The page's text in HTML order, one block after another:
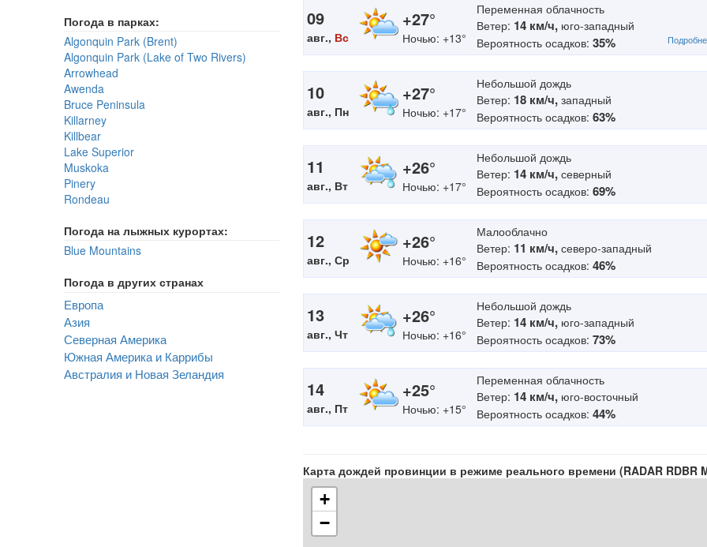
Погода в парках:
Algonquin Park (Brent)
Algonquin Park (Lake of Two Rivers)
Arrowhead
Awenda
Bruce Peninsula
Killarney
Killbear
Lake Superior
Muskoka
Pinery
Rondeau
Погода на лыжных курортах:
Blue Mountains
Погода в других странах
Европа
Азия
Северная Америка
Южная Америка и Каррибы
Австралия и Новая Зеландия
09
авг., Вс
+27°
Ночью: +13°
Переменная облачность
Ветер: 14 км/ч, юго-западный
Вероятность осадков: 35%
10
авг., Пн
+27°
Ночью: +17°
Небольшой дождь
Ветер: 18 км/ч, западный
Вероятность осадков: 63%
11
авг., Вт
+26°
Ночью: +17°
Небольшой дождь
Ветер: 14 км/ч, северный
Вероятность осадков: 69%
12
авг., Ср
+26°
Ночью: +16°
Малооблачно
Ветер: 11 км/ч, северо-западный
Вероятность осадков: 46%
13
авг., Чт
+26°
Ночью: +16°
Небольшой дождь
Ветер: 14 км/ч, юго-западный
Вероятность осадков: 73%
14
авг., Пт
+25°
Ночью: +15°
Переменная облачность
Ветер: 14 км/ч, юго-восточный
Вероятность осадков: 44%
Карта дождей провинции в режиме реального времени (RADAR RDBR
+
−